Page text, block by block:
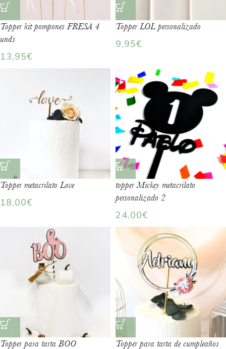
Topper kit pompones FRESA 4
unds
13,95€
Topper LOL personalizado
9,95€
Topper metacrilato Love
18,00€
topper Mickey metacrilato
personalizado 2
24,00€
Topper para tarta BOO
Topper para tarta de cumpleaños